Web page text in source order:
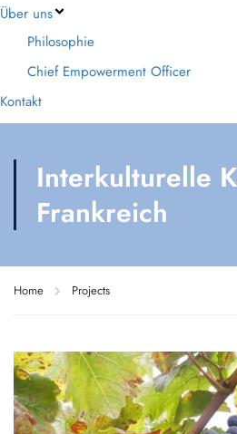
Über uns
Philosophie
Chief Empowerment Officer
Kontakt
Interkulturelle
Frankreich
Home Projects